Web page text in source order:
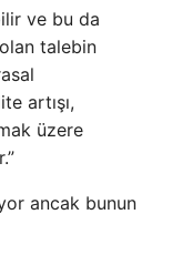
ve bu da
talebin
artışı,
üzere
ancak bunun